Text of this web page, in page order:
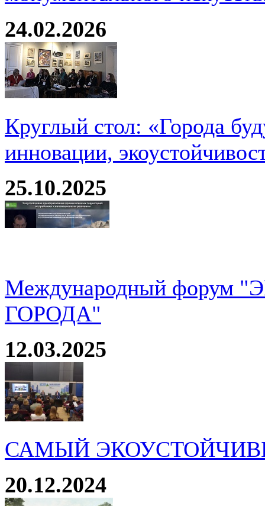
24.02.2026
Круглый стол: «Города
инновации,
25.10.2025
Международный
ГОРОДА"
12.03.2025
САМЫЙ
20.12.2024